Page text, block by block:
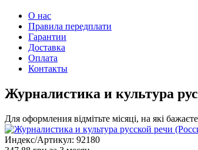
О нас
Правила передплати
Гарантии
Доставка
Оплата
Контакты
Журналистика и культура
Для оформления відмітьте місяці, на які
Индекс/Артикул: 92180